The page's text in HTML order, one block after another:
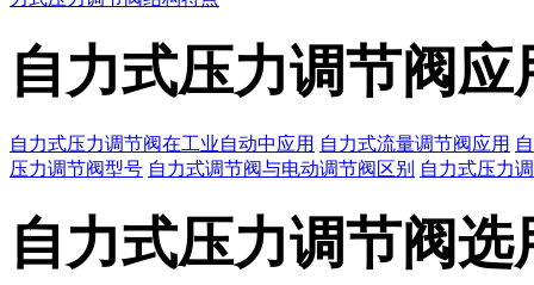
自力式压力调节阀应
自力式压力调节阀在工业自动中应用 自力式流量调节阀应用
压力调节阀型号 自力式调节阀与电动调节阀区别 自力式压力
自力式压力调节阀选